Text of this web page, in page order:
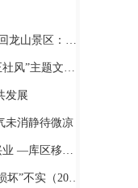
染山峦 天籁绕星空
文明实践活动
发展
未消静待微凉
的“本领革命”
（2026·08·06）